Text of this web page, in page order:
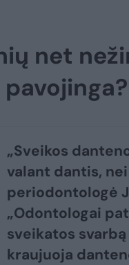
net
„Sveikos
valant dantis,
periodontologė
„Odontologai
sveikatos
kraujuoja